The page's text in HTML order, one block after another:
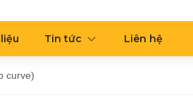
Tin tức Liên hệ
curve)